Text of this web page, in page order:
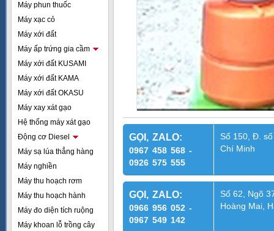
Máy phun thuốc
Máy xạc cỏ
Máy xới đất
Máy ấp trứng gia cầm
Máy xới đất KUSAMI
Máy xới đất KAMA
Máy xới đất OKASU
Máy xay xát gạo
Hệ thống máy xát gạo
Động cơ Diesel
Máy sạ lúa thẳng hàng
Máy nghiền
Máy thu hoạch rơm
Máy thu hoạch hành
Máy đo diện tích ruộng
Máy khoan lỗ trồng cây
GỌI, ZALO:
0967 458 568 -
0926 575 555
Số 150, Đ.
Chí Minh
GỌI, ZALO:
0966 956 052 -
0967 549 142
Số 62, Ngõ
Hoàng Mai,